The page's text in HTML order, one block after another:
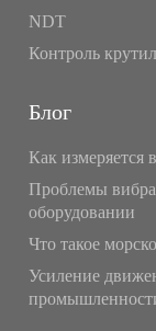
NDT
Контроль
Блог
Как измеряется
Проблемы
оборудовании
Что такое
Усиление